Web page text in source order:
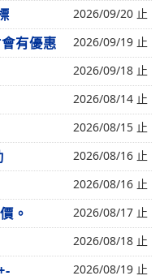
2026/09/20 止
有優惠 2026/09/19 止
2026/09/18 止
2026/08/14 止
2026/08/15 止
2026/08/16 止
2026/08/16 止
。 2026/08/17 止
2026/08/18 止
2026/08/19 止